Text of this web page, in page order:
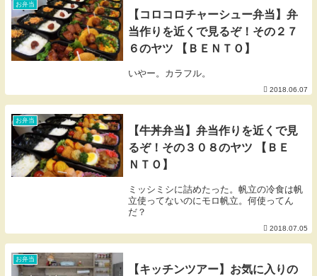
お弁当
【コロコロチャーシュー弁当】弁
当作りを近くで見るぞ！その２７
６のヤツ 【ＢＥＮＴＯ】
いやー。カラフル。
2018.06.07
お弁当
【牛丼弁当】弁当作りを近くで見
るぞ！その３０８のヤツ 【ＢＥ
ＮＴＯ】
ミッシミシに詰めたった。帆立の冷食は帆
立使ってないのにモロ帆立。何使ってん
だ？
2018.07.05
お弁当
【キッチンツアー】お気に入りの